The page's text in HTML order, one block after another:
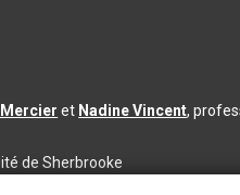
et Nadine Vincent,
de Sherbrooke